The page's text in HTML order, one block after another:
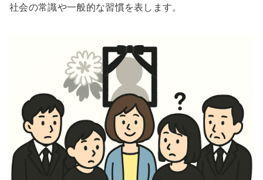
社会の常識や一般的な習慣を表します。